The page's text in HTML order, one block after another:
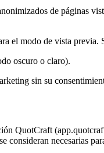
de páginas
modo de vista previa.
oscuro o claro).
sin su
QuotCraft
consideran necesarias